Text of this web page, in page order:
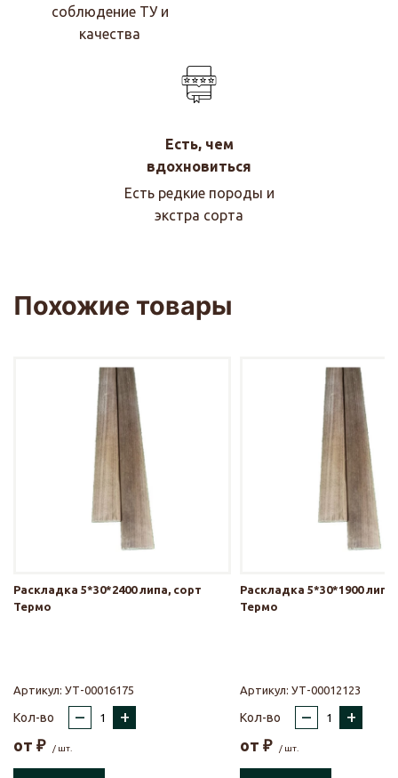
соблюдение ТУ и
качества
Есть, чем
вдохновиться
Есть редкие породы и
экстра сорта
Похожие товары
Раскладка 5*30*2400 липа, сорт
Термо
Артикул: УТ-00016175
Кол-во – +
от ₽ / шт.
Раскладка 5*30*1900
Термо
Артикул: УТ-00012123
Кол-во – +
от ₽ / шт.